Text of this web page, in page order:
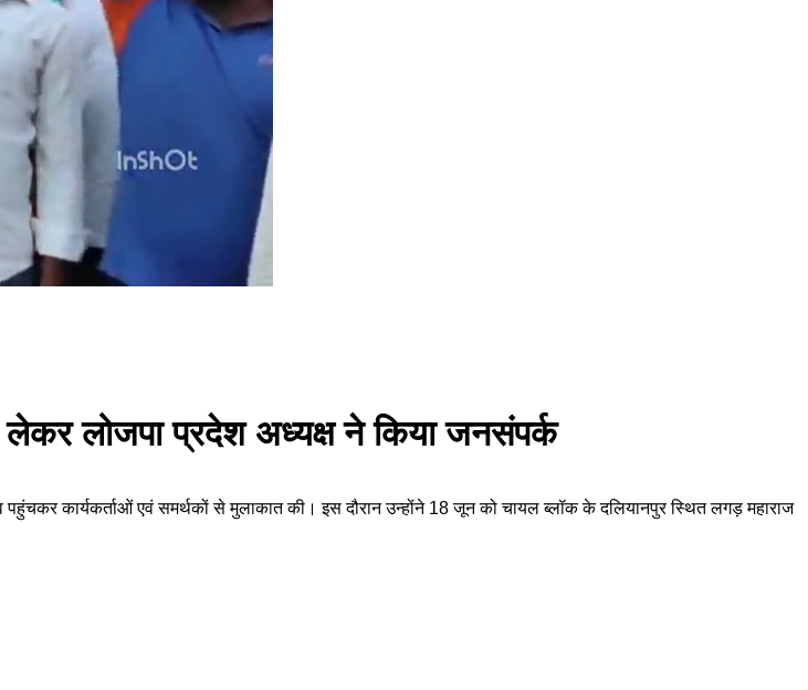
लोजपा प्रदेश अध्यक्ष ने किया जनसंपर्क
पहुंचकर कार्यकर्ताओं एवं समर्थकों से मुलाकात की। इस दौरान उन्होंने 18 जून को चायल ब्लॉक के दलियानपुर स्थित लगड़ महाराज